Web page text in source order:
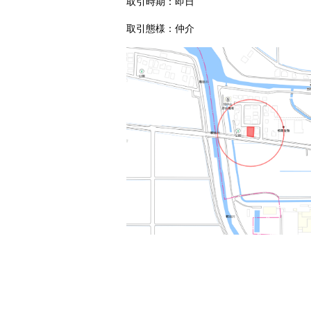
取引態様：仲介